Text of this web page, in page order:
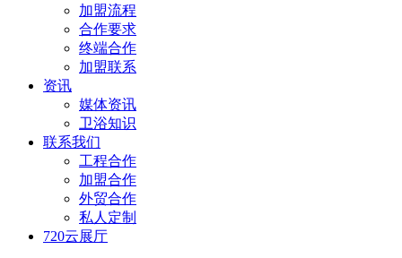
加盟流程
合作要求
终端合作
加盟联系
资讯
媒体资讯
卫浴知识
联系我们
工程合作
加盟合作
外贸合作
私人定制
720云展厅